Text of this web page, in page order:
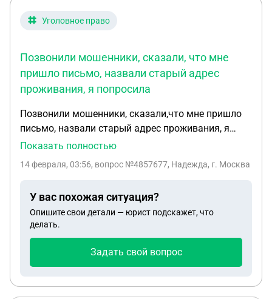
Уголовное право
Позвонили мошенники, сказали, что мне
пришло письмо, назвали старый адрес
проживания, я попросила
Позвонили мошенники, сказали,что мне пришло
письмо, назвали старый адрес проживания, я
попросила перенаправить мне письмо на новый
который мне пришел, после они создали мне счет
Украину, грозит ли уголовная ответственность,
если они совершили это обманным путем ?
Показать полностью
14 февраля, 03:56, вопрос №4857677, Надежда, г. Москва
У вас похожая ситуация?
Опишите свои детали — юрист подскажет, что
делать.
Задать свой вопрос